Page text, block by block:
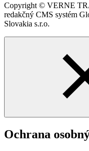
Copyright © VERNE
redakčný CMS systém
Slovakia s.r.o.
Ochrana